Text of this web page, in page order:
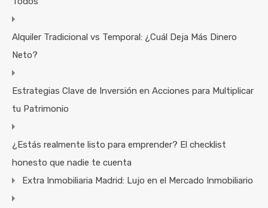
Alquiler Tradicional vs Temporal: ¿Cuál Deja Más Dinero
Neto?
Estrategias Clave de Inversión en Acciones para Multiplicar
tu Patrimonio
¿Estás realmente listo para emprender? El checklist
honesto que nadie te cuenta
Extra Inmobiliaria Madrid: Lujo en el Mercado Inmobiliario